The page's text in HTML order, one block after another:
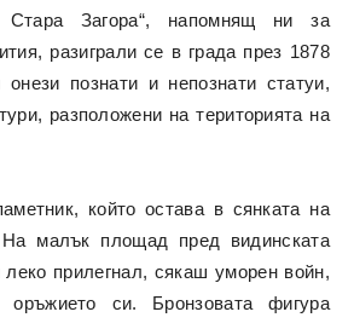
Стара Загора“, напомнящ ни за
разиграли се в града през 1878
познати и непознати статуи,
разположени на територията на
който остава в сянката на
На малък площад пред видинската
леко прилегнал, сякаш уморен войн,
си. Бронзовата фигура